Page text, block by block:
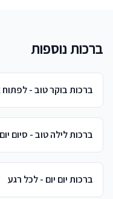
ברכות נוספות
ברכות בוקר טוב - לפתוח
ברכות לילה טוב - סיום
ברכות יום יום - לכל רגע